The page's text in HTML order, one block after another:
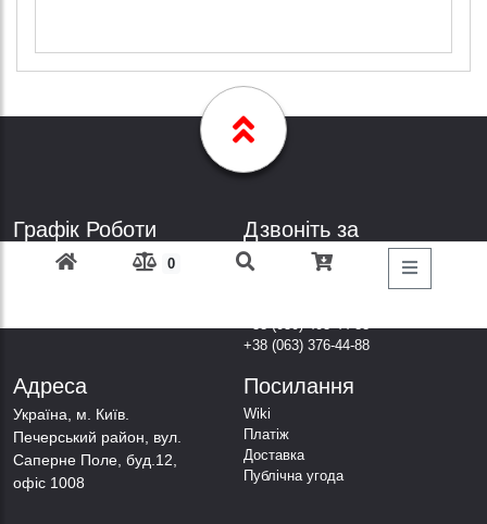
0
Графік Роботи
Пн-Пт: з 9: 00 до 18: 00
Дзвоніть за
телефонами
+38 (063) 376-44-88
Адреса
Українa, м. Київ.
Печерський район, вул.
Саперне Поле, буд.12,
офіс 1008
Посилання
Wiki
Платіж
Доставка
Публічна угода